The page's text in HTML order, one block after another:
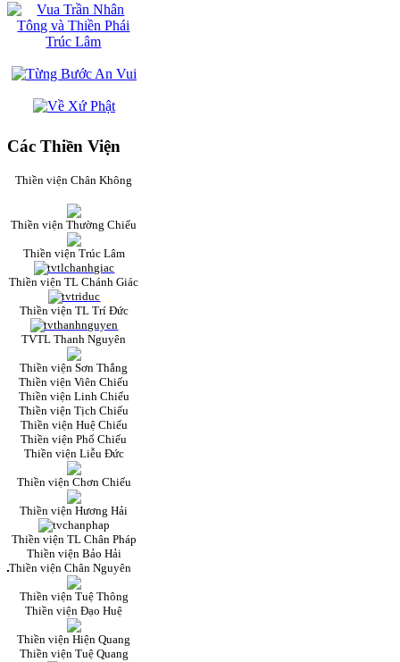
Các Thiền Viện
Thiền viện Chân Không
Thiền viện Thường Chiếu
Thiền viện Trúc Lâm
Thiền viện TL Chánh Giác
Thiền viện TL Trí Đức
TVTL Thanh Nguyên
Thiền viện Sơn Thắng
Thiền viện Viên Chiếu
Thiền viện Linh Chiếu
Thiền viện Tịch Chiếu
Thiền viện Huệ Chiếu
Thiền viện Phổ Chiếu
Thiền viện Liễu Đức
Thiền viện Chơn Chiếu
Thiền viện Hương Hải
Thiền viện TL Chân Pháp
Thiền viện Bảo Hải
Thiền viện Chân Nguyên
Thiền viện Tuệ Thông
Thiền viện Đạo Huệ
Thiền viện Hiện Quang
Thiền viện Tuệ Quang